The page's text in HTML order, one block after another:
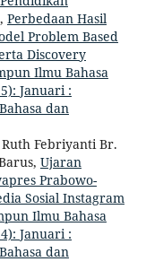
Perbedaan Hasil
Problem Based
Discovery
Ilmu Bahasa
Januari :
dan
Febriyanti Br.
Ujaran
Prabowo-
Sosial Instagram
Ilmu Bahasa
Januari :
dan